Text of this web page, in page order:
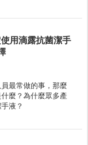
用滴露抗菌潔手
最常做的事，那麼
麼？為什麼眾多產
液？